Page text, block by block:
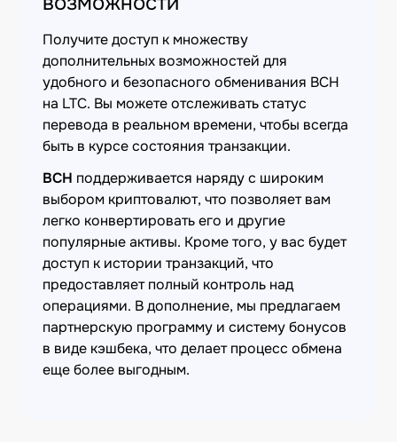
Получите доступ к множеству
дополнительных возможностей для
удобного и безопасного обменивания BCH
на LTC. Вы можете отслеживать статус
перевода в реальном времени, чтобы всегда
быть в курсе состояния транзакции.
BCH поддерживается наряду с широким
выбором криптовалют, что позволяет вам
легко конвертировать его и другие
популярные активы. Кроме того, у вас будет
доступ к истории транзакций, что
предоставляет полный контроль над
операциями. В дополнение, мы предлагаем
партнерскую программу и систему бонусов
в виде кэшбека, что делает процесс обмена
еще более выгодным.